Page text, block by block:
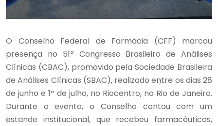
O Conselho Federal de Farmácia (CFF) marcou
presença no 51º Congresso Brasileiro de Análises
Clínicas (CBAC), promovido pela Sociedade Brasileira
de Análises Clínicas (SBAC), realizado entre os dias 28
de junho e 1º de julho, no Riocentro, no Rio de Janeiro.
Durante o evento, o Conselho contou com um
estande institucional, que recebeu farmacêuticos,